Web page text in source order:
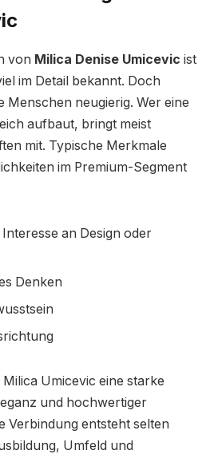
von Milica Denise Umicevic ist
im Detail bekannt. Doch
Menschen neugierig. Wer eine
aufbaut, bringt meist
mit. Typische Merkmale
im Premium-Segment
an Design oder
Denken
Umicevic eine starke
und hochwertiger
Verbindung entsteht selten
Umfeld und